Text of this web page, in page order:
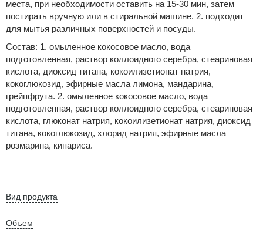
места, при необходимости оставить на 15-30 мин, затем
постирать вручную или в стиральной машине. 2. подходит
для мытья различных поверхностей и посуды.
Состав: 1. омыленное кокосовое масло, вода
подготовленная, раствор коллоидного серебра, стеариновая
кислота, диоксид титана, кокоилизетионат натрия,
кокоглюкозид, эфирные масла лимона, мандарина,
грейпфрута. 2. омыленное кокосовое масло, вода
подготовленная, раствор коллоидного серебра, стеариновая
кислота, глюконат натрия, кокоилизетионат натрия, диоксид
титана, кокоглюкозид, хлорид натрия, эфирные масла
розмарина, кипариса.
Вид продукта
Объем